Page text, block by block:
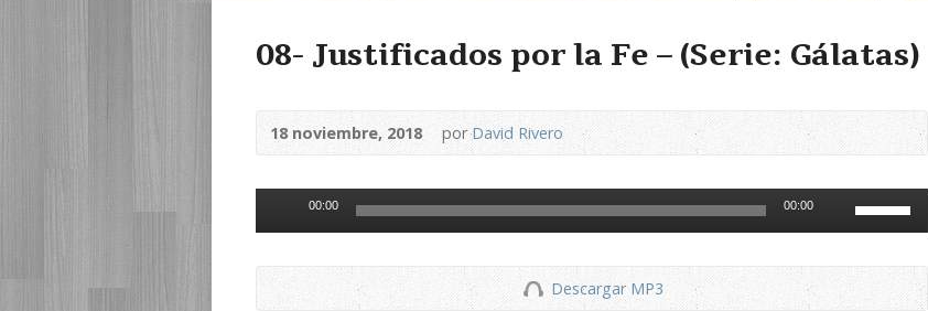
08- Justificados por la Fe – (Serie: Gálatas)
18 noviembre, 2018 porDavid Rivero
Reproductor
00:00 00:00
de
flecha
Descargar MP3